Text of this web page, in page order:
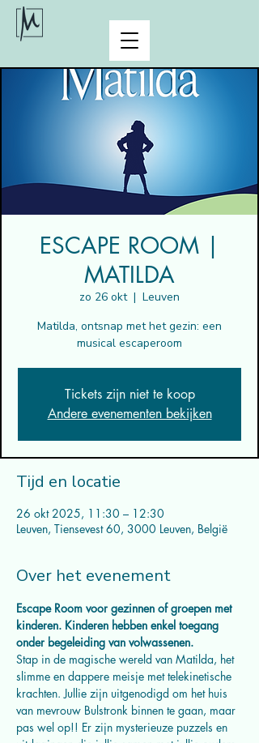
ESCAPE ROOM |
MATILDA
zo 26 okt
  |
Leuven
Matilda, ontsnap met het gezin: een
Tickets zijn niet te koop
Andere evenementen bekijken
Tijd en locatie
26 okt 2025, 11:30 – 12:30
Leuven, Tiensevest 60, 3000 Leuven, België
Over het evenement
Escape Room voor gezinnen of groepen met
kinderen. Kinderen hebben enkel toegang
onder begeleiding van volwassenen.
Stap in de magische wereld van Matilda, het
slimme en dappere meisje met telekinetische
krachten. Jullie zijn uitgenodigd om het huis
van mevrouw Bulstronk binnen te gaan, maar
pas wel op!! Er zijn mysterieuze puzzels en